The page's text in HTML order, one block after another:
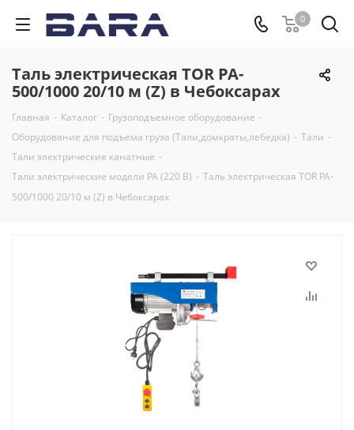
0
Таль электрическая TOR PA-
500/1000 20/10 м (Z) в Чебоксарах
Главная - Каталог - Грузоподъемное оборудование -
Оборудование для подъема груза (Тали,домкраты,лебедка) - Тали -
Тали электрические канатные -
Тали электрические модели РА (220 В) - Таль электрическая TOR PA-
500/1000 20/10 м (Z) в Чебоксарах